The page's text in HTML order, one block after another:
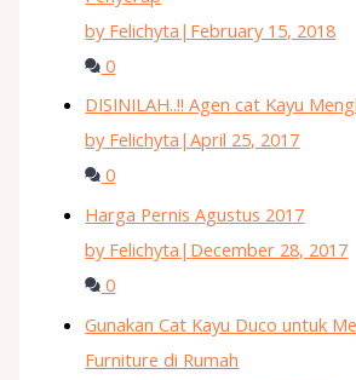
by Felichyta | February 15, 2018
0
DISINILAH..!! Agen cat Kayu
by Felichyta |April 25, 2017
0
Harga Pernis Agustus 2017
by Felichyta | December 28, 2017
0
Gunakan Cat Kayu Duco untuk
Furniture di Rumah